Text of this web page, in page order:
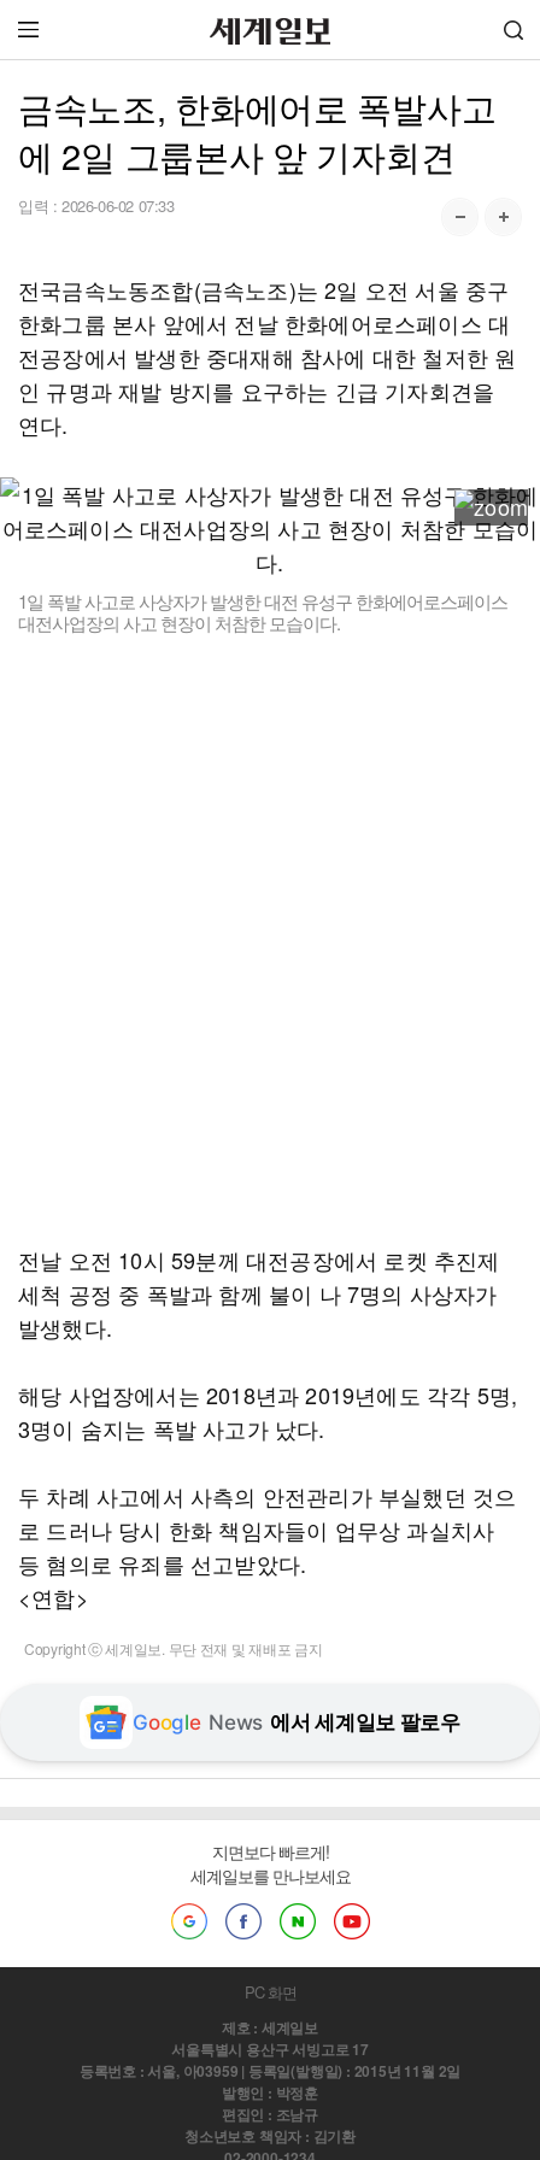
금속노조, 한화에어로 폭발사고
에 2일 그룹본사 앞 기자회견
입력 : 2026-06-02 07:33
전국금속노동조합(금속노조)는 2일 오전 서울 중구
한화그룹 본사 앞에서 전날 한화에어로스페이스 대
전공장에서 발생한 중대재해 참사에 대한 철저한 원
인 규명과 재발 방지를 요구하는 긴급 기자회견을
연다.
1일 폭발 사고로 사상자가 발생한 대전 유성구 한화에어로스페이스
대전사업장의 사고 현장이 처참한 모습이다.
전날 오전 10시 59분께 대전공장에서 로켓 추진제
세척 공정 중 폭발과 함께 불이 나 7명의 사상자가
발생했다.
해당 사업장에서는 2018년과 2019년에도 각각 5명,
3명이 숨지는 폭발 사고가 났다.
두 차례 사고에서 사측의 안전관리가 부실했던 것으
로 드러나 당시 한화 책임자들이 업무상 과실치사
등 혐의로 유죄를 선고받았다.
<연합>
Copyright ⓒ 세계일보. 무단 전재 및 재배포 금지
Google News 에서 세계일보 팔로우
지면보다 빠르게!
세계일보를 만나보세요
PC 화면
제호 : 세계일보
서울특별시 용산구 서빙고로 17
등록번호 : 서울, 아03959 | 등록일(발행일) : 2015년 11월 2일
발행인 : 박정훈
편집인 : 조남규
청소년보호 책임자 : 김기환